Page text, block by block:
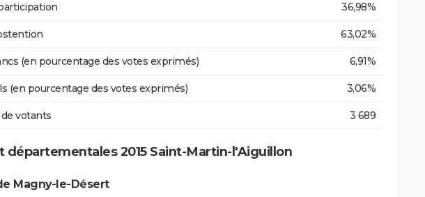
36,98%
63,02%
(en pourcentage des votes exprimés) 6,91%
(en pourcentage des votes exprimés) 3,06%
votants 3 689
départementales 2015 Saint-Martin-l'Aiguillon
Magny-le-Désert